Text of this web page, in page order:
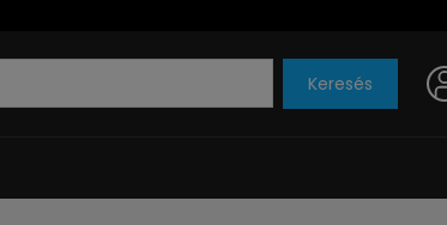
Keresés